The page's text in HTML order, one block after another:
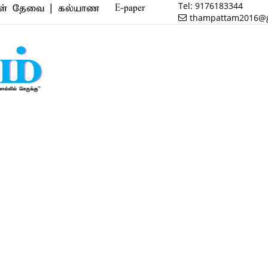
| கல்யாண வரன் | மருத்துவம் | வணிகம் | பைனான்ஸ் |
E-paper Tel: 9176183344